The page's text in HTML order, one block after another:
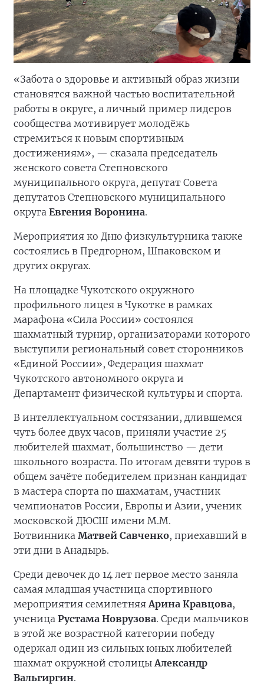
«Забота о здоровье и активный образ жизни
становятся важной частью воспитательной
работы в округе, а личный пример лидеров
сообщества мотивирует молодёжь
стремиться к новым спортивным
достижениям», — сказала председатель
женского совета Степновского
муниципального округа, депутат Совета
депутатов Степновского муниципального
округа Евгения Воронина.
Мероприятия ко Дню физкультурника также
состоялись в Предгорном, Шпаковском и
других округах.
На площадке Чукотского окружного
профильного лицея в Чукотке в рамках
марафона «Сила России» состоялся
шахматный турнир, организаторами которого
выступили региональный совет сторонников
«Единой России», Федерация шахмат
Чукотского автономного округа и
Департамент физической культуры и спорта.
В интеллектуальном состязании, длившемся
чуть более двух часов, приняли участие 25
любителей шахмат, большинство — дети
школьного возраста. По итогам девяти туров в
общем зачёте победителем признан кандидат
в мастера спорта по шахматам, участник
чемпионатов России, Европы и Азии, ученик
московской ДЮСШ имени М.М.
Ботвинника Матвей Савченко, приехавший в
эти дни в Анадырь.
Среди девочек до 14 лет первое место заняла
самая младшая участница спортивного
мероприятия семилетняяАрина Кравцова,
ученица Рустама Новрузова. Среди мальчиков
в этой же возрастной категории победу
одержал один из сильных юных любителей
шахмат окружной столицыАлександр
Вальгиргин.